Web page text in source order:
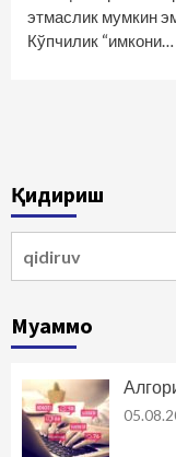
этмаслик мумкин
Кўпчилик “имкони…
Қидириш
Муаммо